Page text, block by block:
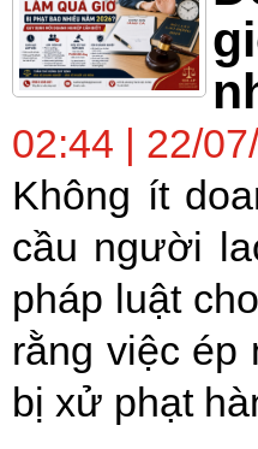
02:44 | 22/
Không ít
cầu người
pháp luật
rằng việc ép
bị xử phạt